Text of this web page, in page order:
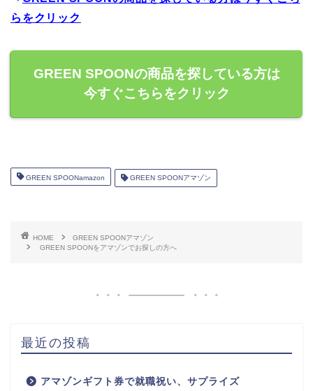
らをクリック
GREEN SPOONの商品を探している方は
今すぐこちらをクリック
GREEN SPOONamazon GREEN SPOONアマゾン
HOME
GREEN SPOONアマゾン
GREEN SPOONをアマゾンでお探しの方へ
最近の投稿
アマゾンギフト券で就職祝い、サプライズ